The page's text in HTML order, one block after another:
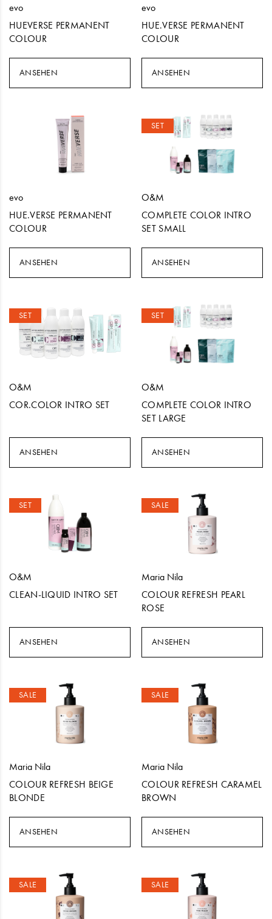
evo
HUEVERSE PERMANENT
COLOUR
ANSEHEN
evo
HUE.VERSE PERMANENT
COLOUR
ANSEHEN
evo
HUE.VERSE PERMANENT
COLOUR
ANSEHEN
SET
O&M
COMPLETE COLOR INTRO
SET SMALL
ANSEHEN
SET
O&M
COR.COLOR INTRO SET
ANSEHEN
SET
O&M
COMPLETE COLOR INTRO
SET LARGE
ANSEHEN
SET
O&M
CLEAN-LIQUID INTRO SET
ANSEHEN
SALE
Maria Nila
COLOUR REFRESH PEARL
ROSE
ANSEHEN
SALE
Maria Nila
COLOUR REFRESH BEIGE
BLONDE
ANSEHEN
SALE
Maria Nila
COLOUR REFRESH CARAMEL
BROWN
ANSEHEN
SALE SALE